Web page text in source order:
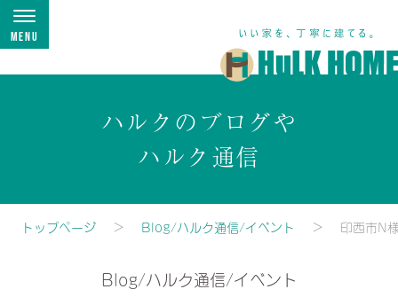
Menu
ハルクのブログや
ハルク通信
トップページ Blog/ハルク通信/イベント 印西市N
Blog/ハルク通信/イベント